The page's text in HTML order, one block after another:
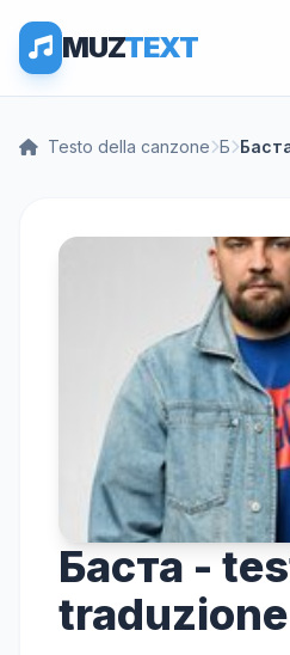
MUZTEXT
Testo della canzone Б
Баста -
traduzione